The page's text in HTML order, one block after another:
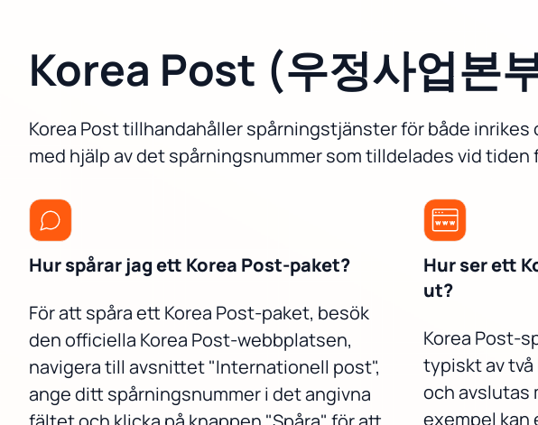
Korea Post (우정사업본
Korea Post tillhandahåller spårningstjänster för både
med hjälp av det spårningsnummer som tilldelades vid tiden
Hur spårar jag ett Korea Post-paket?
För att spåra ett Korea Post-paket, besök
den officiella Korea Post-webbplatsen,
navigera till avsnittet "Internationell post",
ange ditt spårningsnummer i det angivna
Hur ser ett
ut?
Korea Post-
typiskt av två
och avslutas
exempel kan